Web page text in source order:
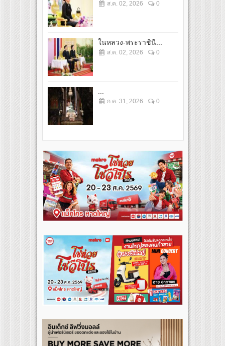
ส.ค. 02, 2026 0
ในหลวง-พระราชินี...
ส.ค. 02, 2026 0
ก.ค. 31, 2026 0